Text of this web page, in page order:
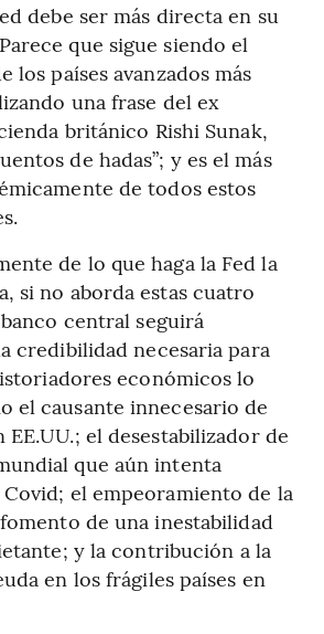
debe ser más directa en su
que sigue siendo el
los países avanzados más
una frase del ex
británico Rishi Sunak,
de hadas”; y es el más
de todos estos
de lo que haga la Fed la
si no aborda estas cuatro
central seguirá
credibilidad necesaria para
económicos lo
el causante innecesario de
el desestabilizador de
que aún intenta
el empeoramiento de la
de una inestabilidad
y la contribución a la
en los frágiles países en